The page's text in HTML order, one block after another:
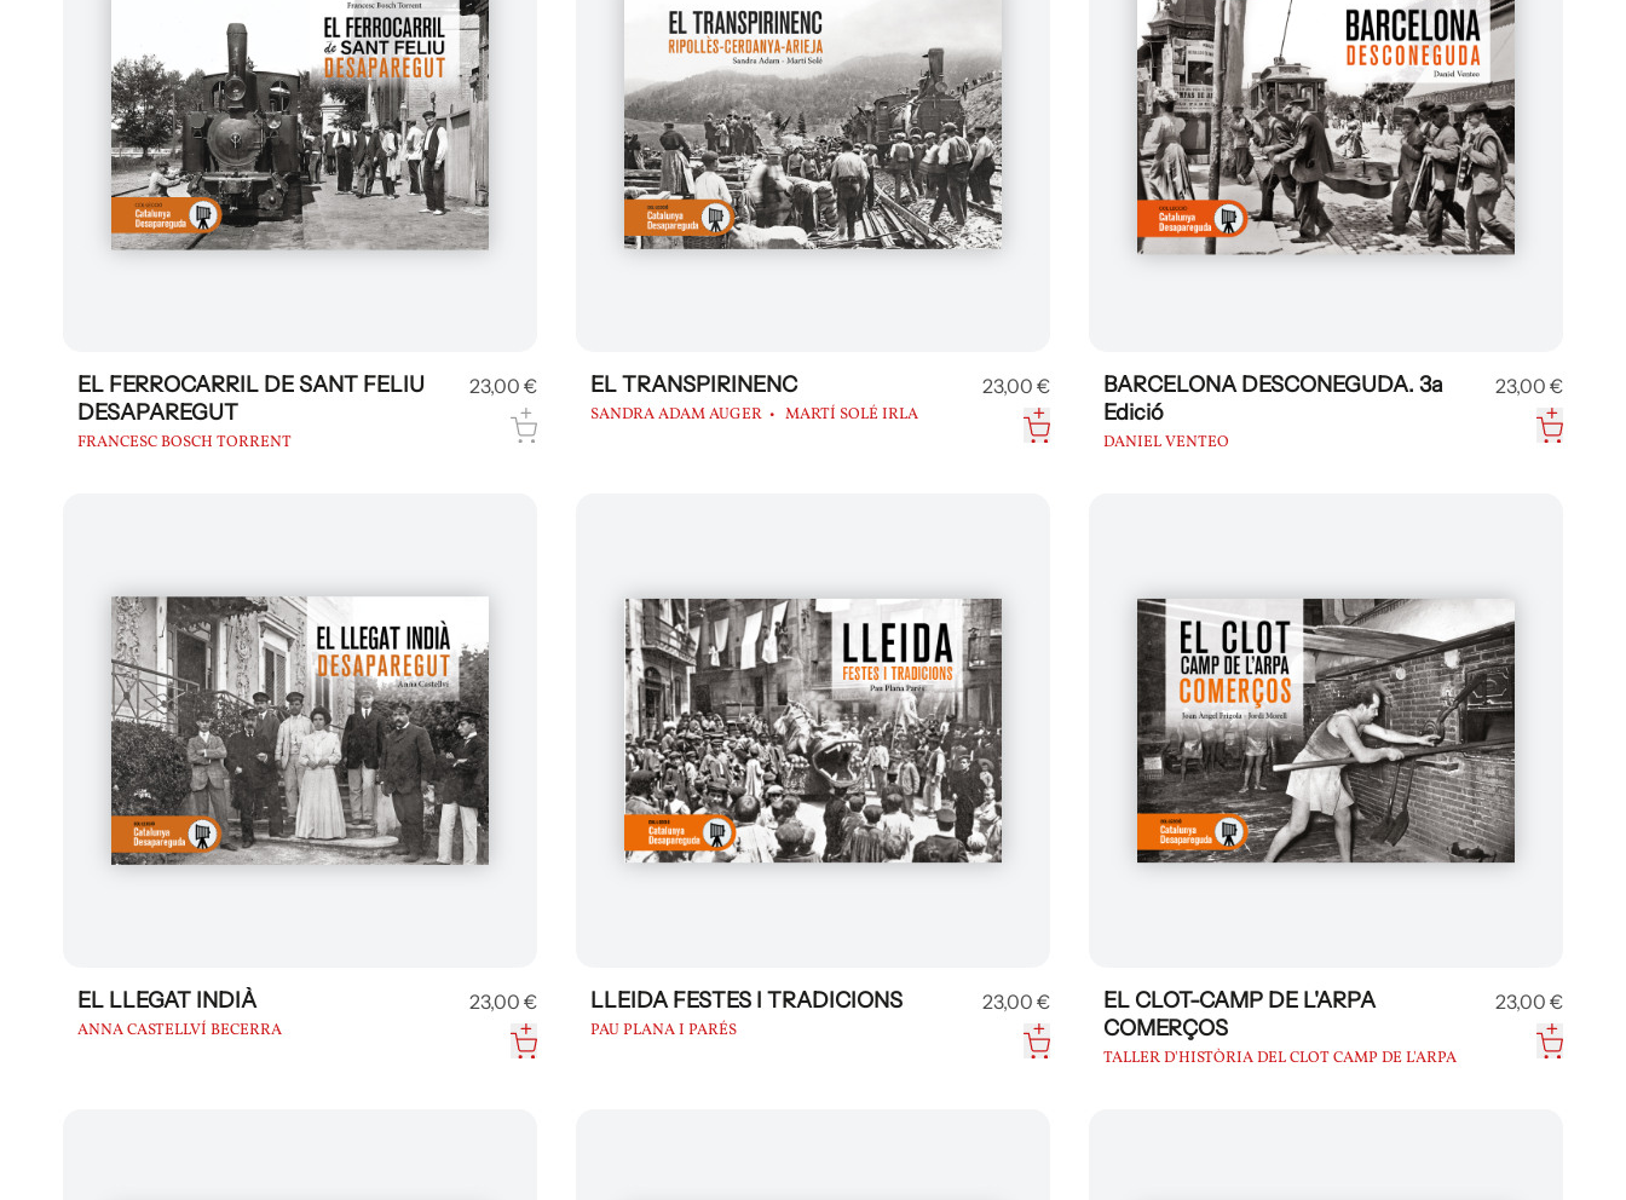
EL FERROCARRIL DE SANT FELIU
DESAPAREGUT
FRANCESC BOSCH TORRENT
23,00 € EL TRANSPIRINENC
SANDRA ADAM AUGER MARTÍ SOLÉ IRLA
23,00 €
BARCELONA DESCONEGUDA. 3a
Edició
DANIEL VENTEO
23,00 €
EL LLEGAT INDIÀ
ANNA CASTELLVÍ BECERRA
23,00 € LLEIDA FESTES I TRADICIONS
PAU PLANA I PARÉS
23,00 €
EL CLOT-CAMP DE L'ARPA
COMERÇOS
TALLER D'HISTÒRIA DEL CLOT CAMP DE L'ARPA
23,00 €